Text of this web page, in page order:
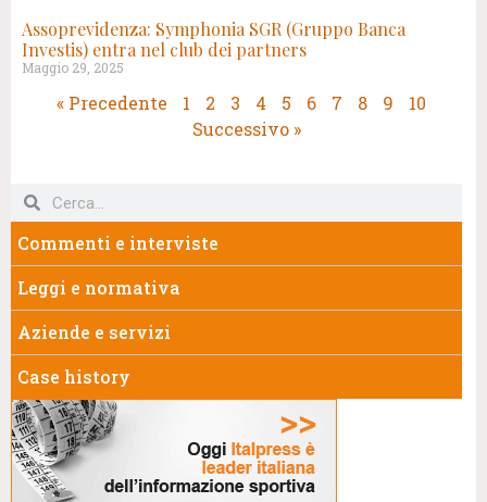
Assoprevidenza: Symphonia SGR (Gruppo Banca
Investis) entra nel club dei partners
Maggio 29, 2025
« Precedente 1 2 3 4 5 6 7 8 9
10
Successivo »
Commenti e interviste
Leggi e normativa
Aziende e servizi
Case history